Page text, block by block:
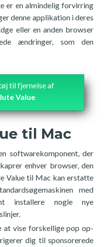
er en almindelig forvirring
denne applikation i deres
eller en anden browser
ændringer, som den
til fjernelse af
Value
til Mac
softwarekomponent, der
enhver browser, den
Value til Mac kan erstatte
med
installere nogle nye
at vise forskellige pop op-
dig til sponsorerede